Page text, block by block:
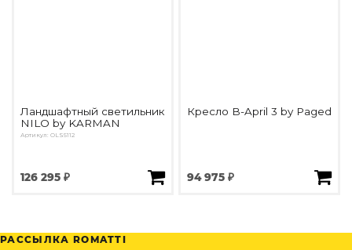
Ландшафтный светильник
NILO by KARMAN
Артикул: OLS5112
126 295 ₽
Кресло B-April 3 by Paged
94 975 ₽
РАССЫЛКА ROMATTI